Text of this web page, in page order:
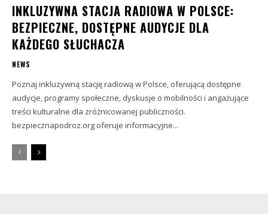
INKLUZYWNA STACJA RADIOWA W POLSCE:
BEZPIECZNE, DOSTĘPNE AUDYCJE DLA
KAŻDEGO SŁUCHACZA
NEWS
Poznaj inkluzywną stację radiową w Polsce, oferującą dostępne
audycje, programy społeczne, dyskusje o mobilności i angażujące
treści kulturalne dla zróżnicowanej publiczności.
bezpiecznapodroz.org oferuje informacyjne...